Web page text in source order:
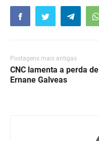
Postagens mais antigas
CNC lamenta a perda de
Ernane Galveas